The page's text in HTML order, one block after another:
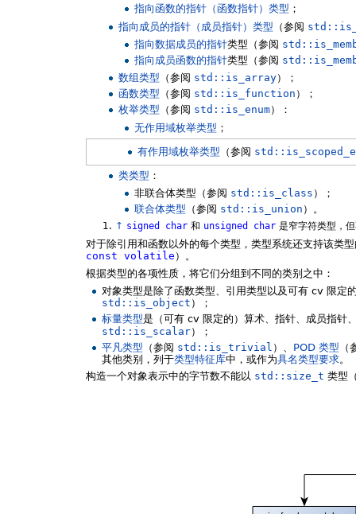
指向函数的指针（函数指针）类型 ；
指向成员的指针（成员指针）类型 （参阅
指向数据成员的指针类型（参阅
指向成员函数的指针类型（参阅
数组类型 （参阅 std::is_array）；
函数类型 （参阅 std::is_function ）；
枚举类型 （参阅 std::is_enum）：
无作用域枚举类型 ；
有作用域枚举类型 （参阅
类类型 ：
非联合体类型（参阅 std::is_class ）；
联合体类型 （参阅 std::is_union ）。
↑ signed char和 unsigned char是窄字符类型，但
对于除引用和函数以外的每个类型，类型系统还支持该类
const volatile ）。
根据类型的各项性质，将它们分组到不同的类别之中：
对象类型是除了函数类型、引用类型以及可有 cv 限定
std::is_object ）；
标量类型是（可有 cv 限定的）算术、指针、成员指针
std::is_scalar）；
平凡类型 （参阅 std::is_trivial ）、 POD 类型
其他类别，列于类型特征库中，或作为具名类型要求。
构造一个对象表示中的字节数不能以 std::size_t 类型